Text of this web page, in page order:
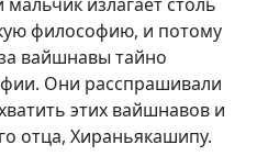
философию, и потому
вайшнавы тайно
Они расспрашивали
этих вайшнавов и
отца, Хираньякашипу.